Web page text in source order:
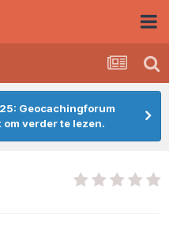
Geocachingforum
om verder te lezen.